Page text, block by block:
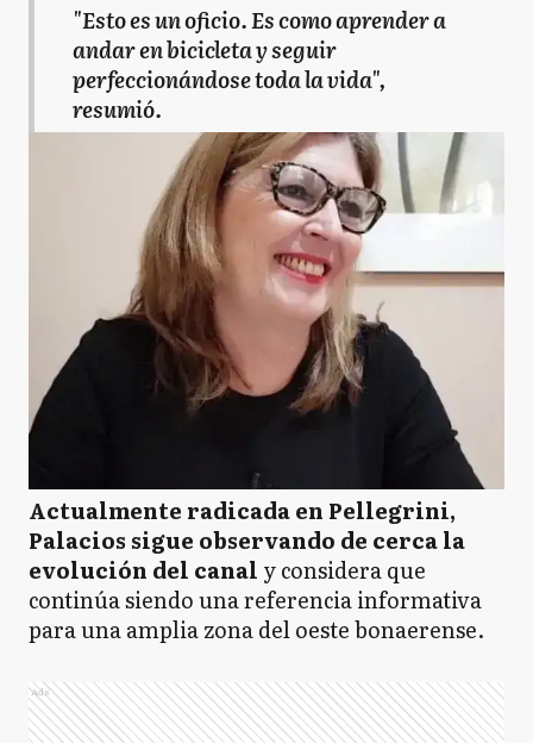
"Esto es un oficio. Es como aprender a
andar en bicicleta y seguir
perfeccionándose toda la vida",
resumió.
Actualmente radicada en Pellegrini,
Palacios sigue observando de cerca la
evolución del canal y considera que
continúa siendo una referencia informativa
para una amplia zona del oeste bonaerense.
Ads